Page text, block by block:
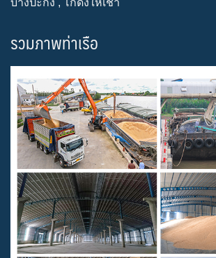
บางปะกง , โกดังให้เช่า
รวมภาพท่าเรือ